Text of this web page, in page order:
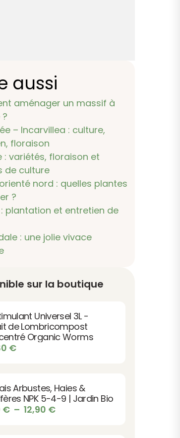
aussi
aménager un massif à
– Incarvillea : culture,
floraison
: variétés, floraison et
de culture
nord : quelles plantes
?
plantation et entretien de
: une jolie vivace
sur la boutique
Universel 3L -
de Lombricompost
Organic Worms
€
Arbustes, Haies &
NPK 5-4-9 | Jardin Bio
€ – 12,90 €Plage